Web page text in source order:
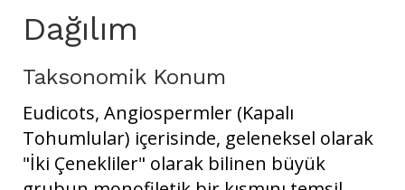
Dağılım
Taksonomik Konum
Eudicots, Angiospermler (Kapalı
Tohumlular) içerisinde, geleneksel olarak
"İki Çenekliler" olarak bilinen büyük